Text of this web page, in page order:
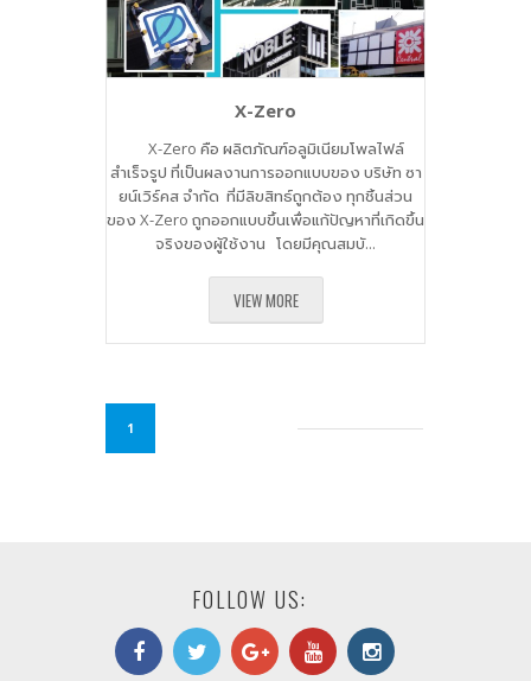
X-Zero
X-Zero คือ ผลิตภัณฑ์อลูมิเนียมโพลไฟล์
สำเร็จรูป ที่เป็นผลงานการออกแบบของ บริษัท ซา
ยน์เวิร์คส จำกัด ที่มีลิขสิทธ์ถูกต้อง ทุกชิ้นส่วน
ของ X-Zero ถูกออกแบบขึ้นเพื่อแก้ปัญหาที่เกิดขึ้น
จริงของผู้ใช้งาน โดยมีคุณสมบั...
VIEW MORE
1
FOLLOW US: